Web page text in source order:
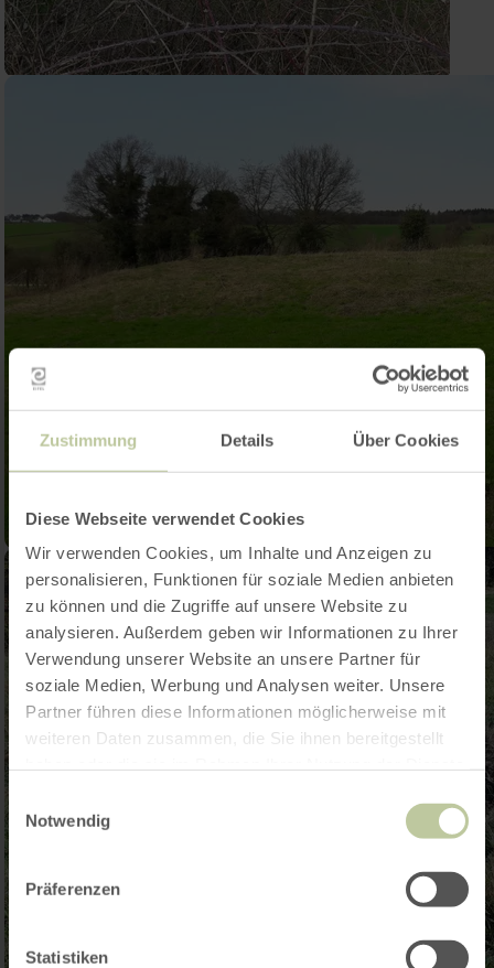
Zustimmung Details Über Cookies
Diese Webseite verwendet Cookies
Wir verwenden Cookies, um Inhalte und Anzeigen zu
personalisieren, Funktionen für soziale Medien anbieten
zu können und die Zugriffe auf unsere Website zu
analysieren. Außerdem geben wir Informationen zu Ihrer
Verwendung unserer Website an unsere Partner für
soziale Medien, Werbung und Analysen weiter. Unsere
Partner führen diese Informationen möglicherweise mit
weiteren Daten zusammen, die Sie ihnen bereitgestellt
Einwilligungsauswahl
Notwendig
Präferenzen
Statistiken